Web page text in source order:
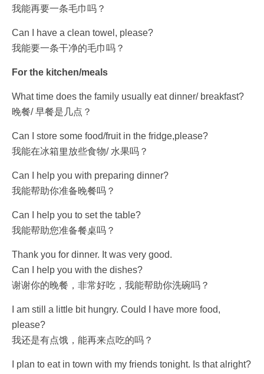
我能再要一条毛巾吗？
Can I have a clean towel, please?
我能要一条干净的毛巾吗？
For the kitchen/meals
What time does the family usually eat dinner/ breakfast?
晚餐/ 早餐是几点？
Can I store some food/fruit in the fridge,please?
我能在冰箱里放些食物/ 水果吗？
Can I help you with preparing dinner?
我能帮助你准备晚餐吗？
Can I help you to set the table?
我能帮助您准备餐桌吗？
Thank you for dinner. It was very good.
Can I help you with the dishes?
谢谢你的晚餐，非常好吃，我能帮助你洗碗吗？
I am still a little bit hungry. Could I have more food,
please?
我还是有点饿，能再来点吃的吗？
I plan to eat in town with my friends tonight. Is that alright?